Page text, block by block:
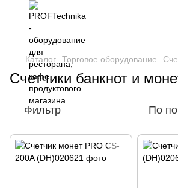
Каталог Торговое оборудование
Счетчики банкнот и
Фильтр По